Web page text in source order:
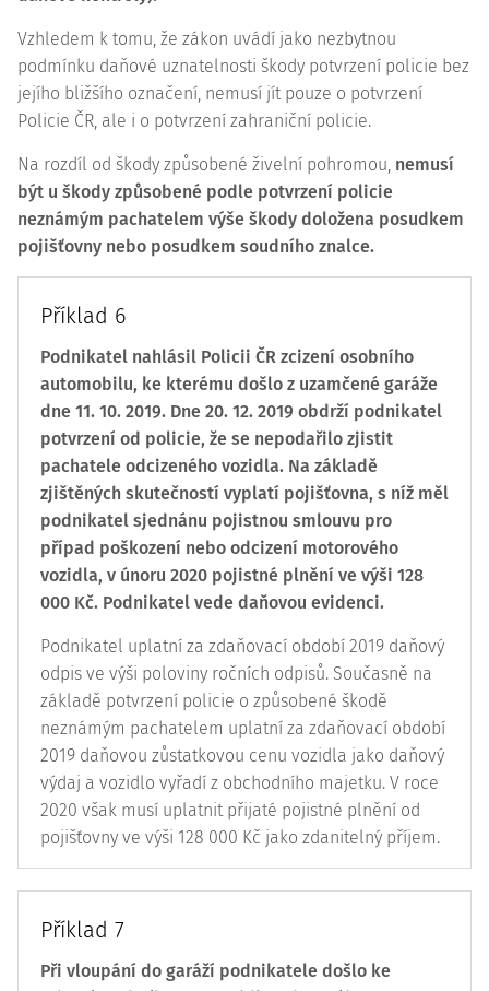
Vzhledem k tomu, že zákon uvádí jako nezbytnou
podmínku daňové uznatelnosti škody potvrzení policie bez
jejího bližšího označení, nemusí jít pouze o potvrzení
Policie ČR, ale i o potvrzení zahraniční policie.
Na rozdíl od škody způsobené živelní pohromou, nemusí
být u škody způsobené podle potvrzení policie
neznámým pachatelem výše škody doložena posudkem
pojišťovny nebo posudkem soudního znalce.
Příklad 6
Podnikatel nahlásil Policii ČR zcizení osobního
automobilu, ke kterému došlo z uzamčené garáže
dne 11. 10. 2019. Dne 20. 12. 2019 obdrží podnikatel
potvrzení od policie, že se nepodařilo zjistit
pachatele odcizeného vozidla. Na základě
zjištěných skutečností vyplatí pojišťovna, s níž měl
podnikatel sjednánu pojistnou smlouvu pro
případ poškození nebo odcizení motorového
vozidla, v únoru 2020 pojistné plnění ve výši 128
000 Kč. Podnikatel vede daňovou evidenci.
Podnikatel uplatní za zdaňovací období 2019 daňový
odpis ve výši poloviny ročních odpisů. Současně na
základě potvrzení policie o způsobené škodě
neznámým pachatelem uplatní za zdaňovací období
2019 daňovou zůstatkovou cenu vozidla jako daňový
výdaj a vozidlo vyřadí z obchodního majetku. V roce
2020 však musí uplatnit přijaté pojistné plnění od
pojišťovny ve výši 128 000 Kč jako zdanitelný příjem.
Příklad 7
Při vloupání do garáží podnikatele došlo ke